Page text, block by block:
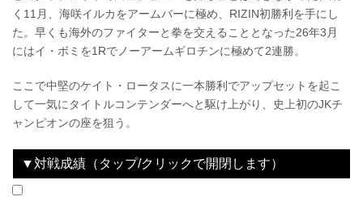
く11月、海咲イルカをアームバーに極め、RIZIN初勝利を手にし
た。早くも海外のファイターと拳を交えることとなった26年3月
にはイ・ボミを1Rでノーアームギロチンに極めて2連勝。
ここで中堅のケイト・ロータスに一本勝利でアップセットを起こ
して一気にタイトルコンテンダーへと駆け上がり、史上初のJKチ
ャンピオンの座を狙う。
▼対戦成績（タップ/クリックで開閉します）